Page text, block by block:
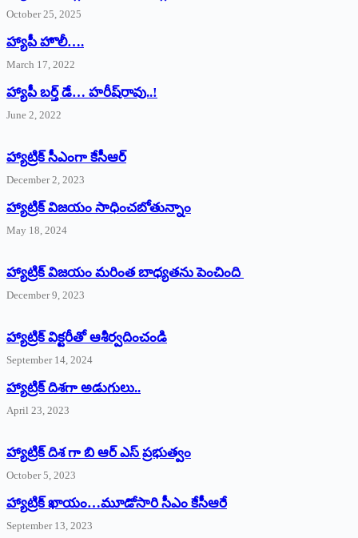
October 25, 2025
హ్యాపీ హొలీ….
March 17, 2022
హ్యాపీ బర్త్ ‌డే… హరీష్‌రావు..!
June 2, 2022
హ్యాట్రిక్‌ ‌సీఎంగా కేసీఆర్‌
December 2, 2023
హ్యాట్రిక్‌ విజయం సాధించబోతున్నాం
May 18, 2024
హ్యాట్రిక్ విజయం మరింత బాధ్యతను పెంచింది
December 9, 2023
హ్యాట్రిక్‌ ‌విక్టరీతో ఆశీర్వదించండి
September 14, 2024
‌హ్యాట్రిక్‌ ‌దిశగా అడుగులు..
April 23, 2023
హ్యాట్రిక్ దిశ గా బి ఆర్ ఎస్ ప్రభుత్వం
October 5, 2023
హ్యాట్రిక్‌ ‌ఖాయం…మూడోసారి సీఎం కేసీఆరే
September 13, 2023